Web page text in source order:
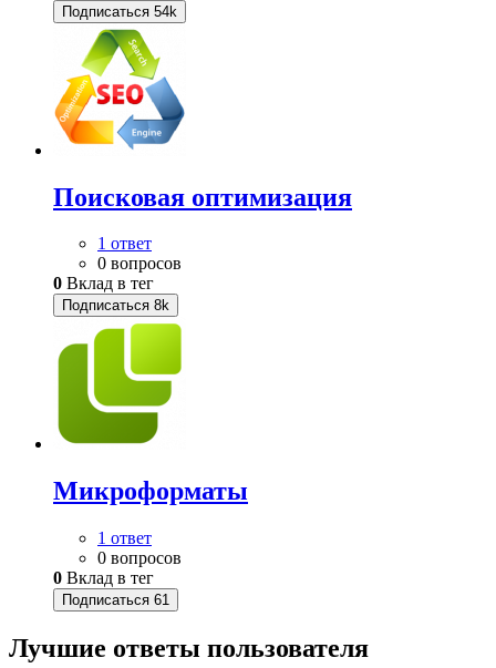
Подписаться 54k
Поисковая оптимизация
1 ответ
0 вопросов
0 Вклад в тег
Подписаться 8k
Микроформаты
1 ответ
0 вопросов
0 Вклад в тег
Подписаться 61
Лучшие ответы пользователя